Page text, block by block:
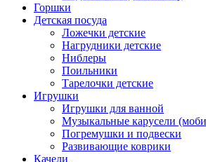
Горшки
Детская посуда
Ложечки детские
Нагрудники детские
Ниблеры
Поильники
Тарелочки детские
Игрушки
Игрушки для ванной
Музыкальные карусели
Погремушки и подвески
Развивающие коврики
Качели